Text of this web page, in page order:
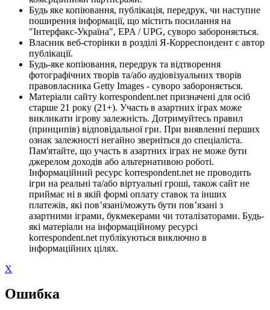
Будь яке копіювання, публікація, передрук, чи наступне
поширення інформації, що містить посилання на
"Інтерфакс-Україна", EPA / UPG, суворо забороняється.
Власник веб-сторінки в розділі Я-Корреспондент є автор
публікації.
Будь-яке копіювання, передрук та відтворення
фотографічних творів та/або аудіовізуальних творів
правовласника Getty Images - суворо забороняється.
Матеріали сайту korrespondent.net призначені для осіб
старше 21 року (21+). Участь в азартних іграх може
викликати ігрову залежність. Дотримуйтесь правил
(принципів) відповідальної гри. При виявленні перших
ознак залежності негайно зверніться до спеціаліста.
Пам'ятайте, що участь в азартних іграх не може бути
джерелом доходів або альтернативою роботі.
Інформаційний ресурс korrespondent.net не проводить
ігри на реальні та/або віртуальні гроші, також сайт не
приймає ні в якій формі оплату ставок та інших
платежів, які пов’язані/можуть бути пов’язані з
азартними іграми, букмекерами чи тоталізаторами. Будь-
які матеріали на інформаційному ресурсі
korrespondent.net публікуються виключно в
інформаційних цілях.
X
Ошибка